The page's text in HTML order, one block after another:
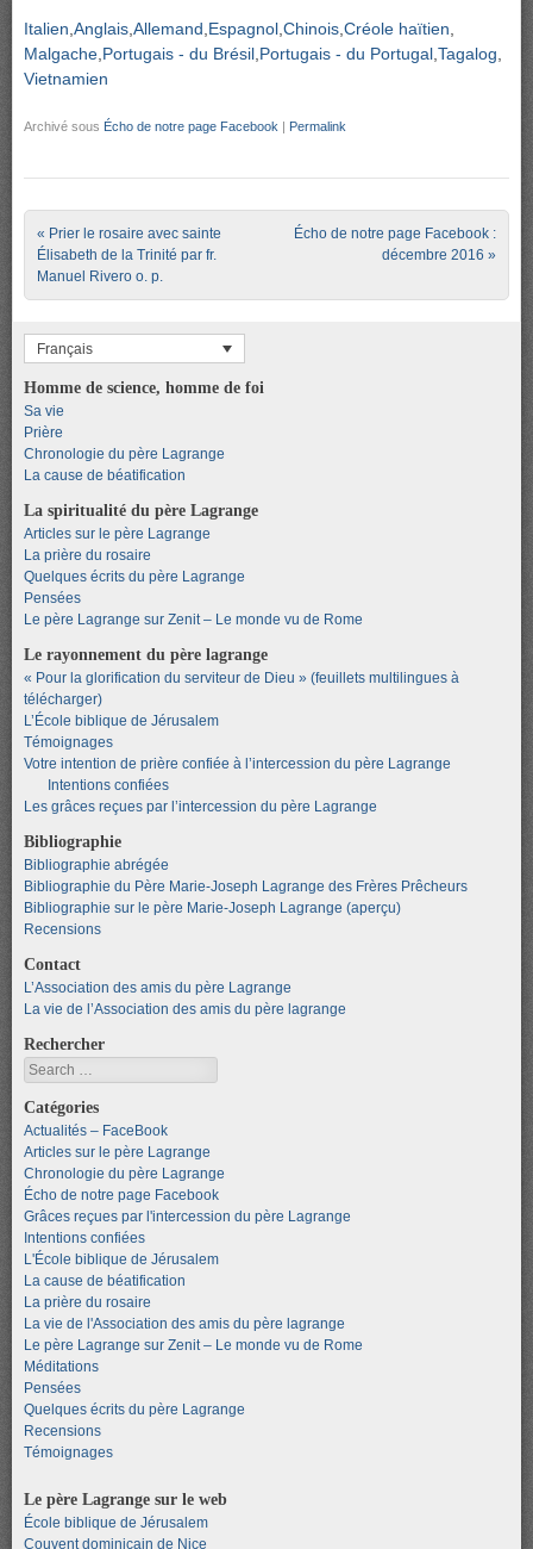
Italien Anglais Allemand Espagnol Chinois Créole haïtien
Malgache Portugais - du Brésil Portugais - du Portugal Tagalog
Vietnamien
Archivé sous Écho de notre page Facebook | Permalink
Post navigation
« Prier le rosaire avec sainte
Élisabeth de la Trinité par fr.
Manuel Rivero o. p.
Écho de notre page Facebook :
décembre 2016 »
Français
Homme de science, homme de foi
Sa vie
Prière
Chronologie du père Lagrange
La cause de béatification
La spiritualité du père Lagrange
Articles sur le père Lagrange
La prière du rosaire
Quelques écrits du père Lagrange
Pensées
Le père Lagrange sur Zenit – Le monde vu de Rome
Le rayonnement du père lagrange
« Pour la glorification du serviteur de Dieu » (feuillets multilingues à
télécharger)
L’École biblique de Jérusalem
Témoignages
Votre intention de prière confiée à l’intercession du père Lagrange
Intentions confiées
Les grâces reçues par l’intercession du père Lagrange
Bibliographie
Bibliographie abrégée
Bibliographie du Père Marie-Joseph Lagrange des Frères Prêcheurs
Bibliographie sur le père Marie-Joseph Lagrange (aperçu)
Recensions
Contact
L’Association des amis du père Lagrange
La vie de l’Association des amis du père lagrange
Rechercher
Search
Catégories
Actualités – FaceBook
Articles sur le père Lagrange
Chronologie du père Lagrange
Écho de notre page Facebook
Grâces reçues par l'intercession du père Lagrange
Intentions confiées
L'École biblique de Jérusalem
La cause de béatification
La prière du rosaire
La vie de l'Association des amis du père lagrange
Le père Lagrange sur Zenit – Le monde vu de Rome
Méditations
Pensées
Quelques écrits du père Lagrange
Recensions
Témoignages
Le père Lagrange sur le web
École biblique de Jérusalem
Couvent dominicain de Nice